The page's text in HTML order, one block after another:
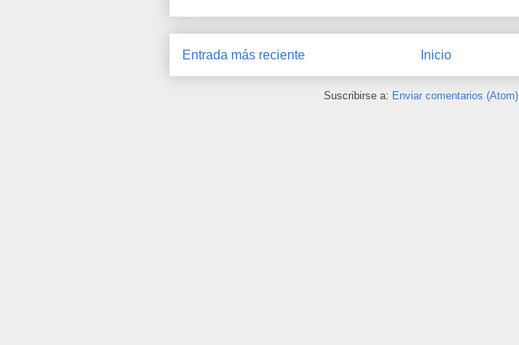
Entrada más reciente Inicio
Suscribirse a: Enviar comentarios (Atom)